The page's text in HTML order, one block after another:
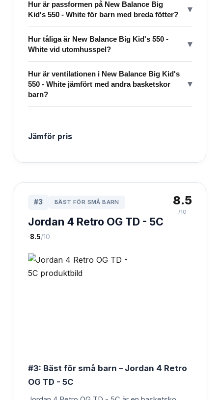
Hur är passformen på New Balance Big
Kid's 550 - White för barn med breda fötter?
▾
Hur tåliga är New Balance Big Kid's 550 -
White vid utomhusspel?
▾
Hur är ventilationen i New Balance Big Kid's
550 - White jämfört med andra basketskor
barn?
▾
Jämför pris
#3 BÄST FÖR SMÅ BARN
Jordan 4 Retro OG TD - 5C
·8.5/10
8.5
/10
#3: Bäst för små barn – Jordan 4 Retro
OG TD - 5C